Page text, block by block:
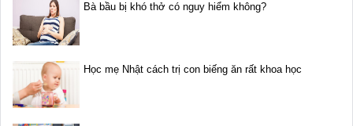
Bà bầu bị khó thở có nguy hiểm không?
Học mẹ Nhật cách trị con biếng ăn rất khoa học